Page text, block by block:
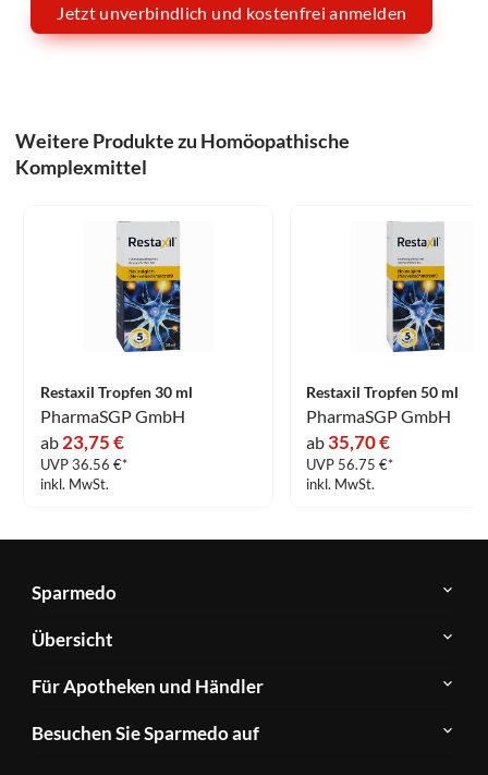
Jetzt unverbindlich und kostenfrei anmelden
Weitere Produkte zu Homöopathische
Komplexmittel
Restaxil Tropfen 30 ml
PharmaSGP GmbH
ab 23,75 €
UVP 36.56 €*
inkl. MwSt.
Restaxil Tropfen 50 ml
PharmaSGP GmbH
ab 35,70 €
UVP 56.75 €*
inkl. MwSt.
Sparmedo
Über
Sparmedo
FAQ
Kontakt
Übersicht
Herstellerverzeichnis
Produkte
A-
Für Apotheken und Händler
&
Besuchen Sie Sparmedo auf